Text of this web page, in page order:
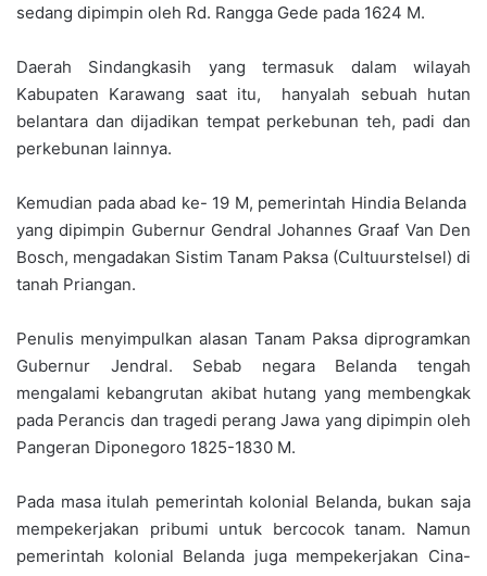
sedang dipimpin oleh Rd. Rangga Gede pada 1624 M.
Daerah Sindangkasih yang termasuk dalam wilayah
Kabupaten Karawang saat itu, hanyalah sebuah hutan
belantara dan dijadikan tempat perkebunan teh, padi dan
perkebunan lainnya.
Kemudian pada abad ke- 19 M, pemerintah Hindia Belanda
yang dipimpin Gubernur Gendral Johannes Graaf Van Den
Bosch, mengadakan Sistim Tanam Paksa (Cultuurstelsel) di
tanah Priangan.
Penulis menyimpulkan alasan Tanam Paksa diprogramkan
Gubernur Jendral. Sebab negara Belanda tengah
mengalami kebangrutan akibat hutang yang membengkak
pada Perancis dan tragedi perang Jawa yang dipimpin oleh
Pangeran Diponegoro 1825-1830 M.
Pada masa itulah pemerintah kolonial Belanda, bukan saja
mempekerjakan pribumi untuk bercocok tanam. Namun
pemerintah kolonial Belanda juga mempekerjakan Cina-